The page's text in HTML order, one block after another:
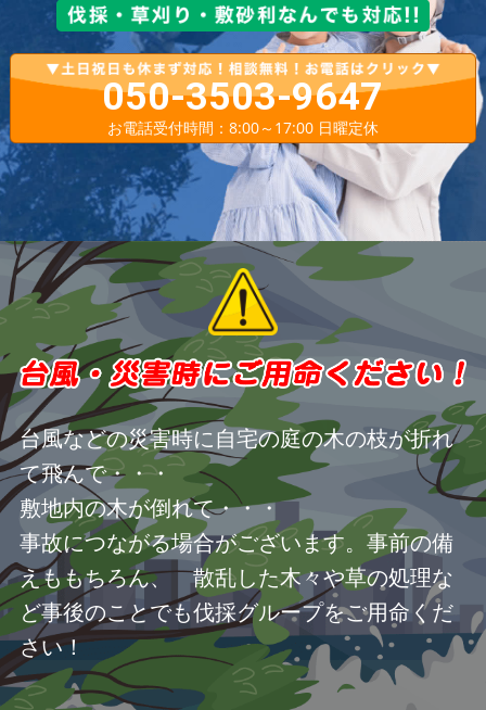
050-3503-9647
お電話受付時間：8:00～17:00 日曜定休
台風などの災害時に自宅の庭の木の枝が折れ
て飛んで・・・
敷地内の木が倒れて・・・
事故につながる場合がございます。事前の備
えももちろん、 散乱した木々や草の処理な
ど事後のことでも伐採グループをご用命くだ
さい！